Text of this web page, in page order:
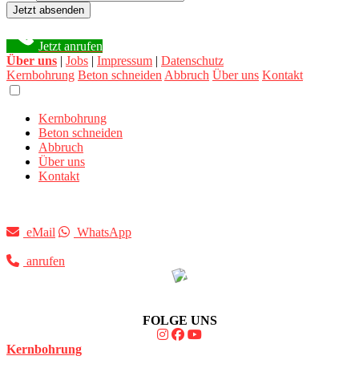
Jetzt absenden
Jetzt anrufen
Über uns | Jobs | Impressum | Datenschutz
Kernbohrung Beton schneiden Abbruch Über uns Kontakt
Kernbohrung
Beton schneiden
Abbruch
Über uns
Kontakt
eMail WhatsApp
anrufen
FOLGE UNS
Kernbohrung